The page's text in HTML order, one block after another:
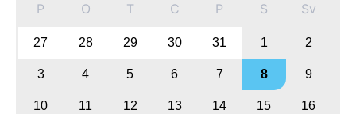
P O T C P S Sv
27 28 29 30 31 1 2
3 4 5 6 7 8 9
10 11 12 13 14 15 16